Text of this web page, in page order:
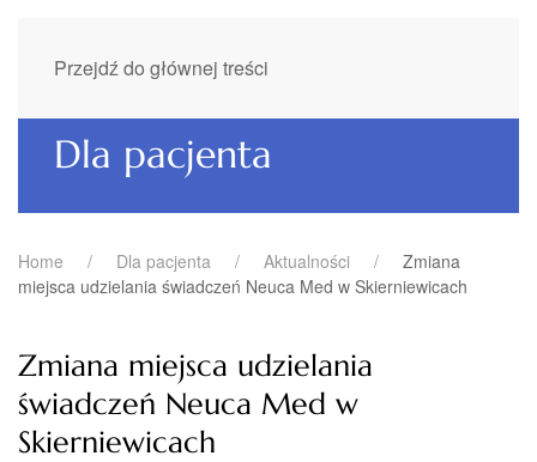
Przejdź do głównej treści
Dla pacjenta
Home Dla pacjenta Aktualności
Zmiana
miejsca udzielania świadczeń Neuca Med w Skierniewicach
Zmiana miejsca udzielania
świadczeń Neuca Med w
Skierniewicach